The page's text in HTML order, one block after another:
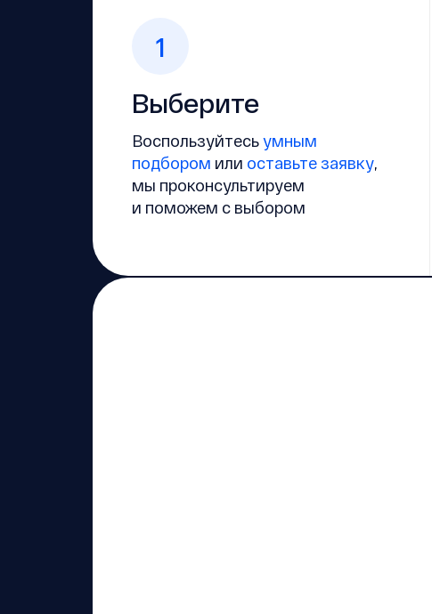
1
Выберите
Воспользуйтесьумным
подбором или оставьте заявку,
мы проконсультируем
и поможем с выбором